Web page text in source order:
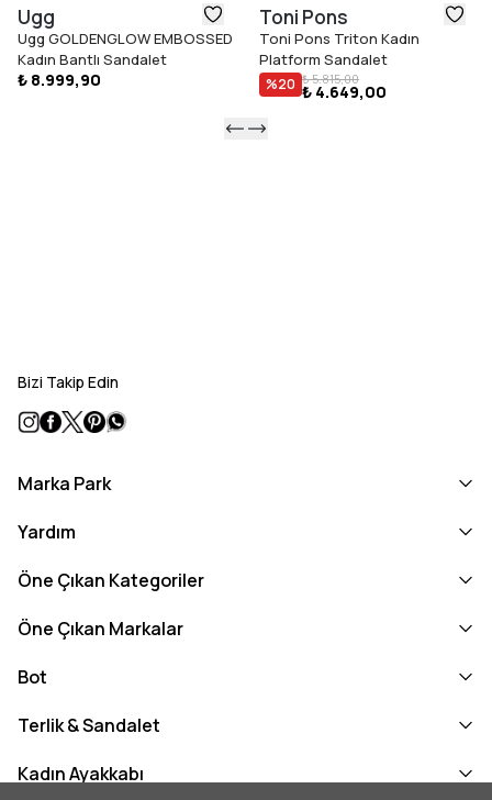
Ugg
Ugg GOLDENGLOW EMBOSSED
Kadın Bantlı Sandalet
₺ 8.999,90
Toni Pons
Toni Pons Triton Kadın
Platform Sandalet
%20 ₺ 5.815,00
₺ 4.649,00
Bizi Takip Edin
Marka Park
Yardım
Öne Çıkan Kategoriler
Öne Çıkan Markalar
Bot
Terlik & Sandalet
Kadın Ayakkabı